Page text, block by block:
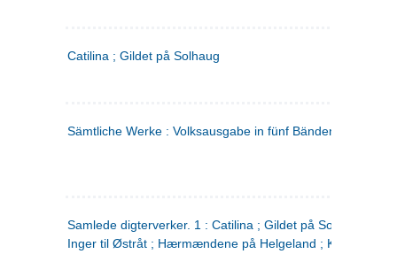
Catilina ; Gildet på Solhaug
Sämtliche Werke : Volksausgabe in fünf Bänden
Samlede digterverker. 1 : Catilina ; Gildet på Solhaug ; Fru
Inger til Østråt ; Hærmændene på Helgeland ;